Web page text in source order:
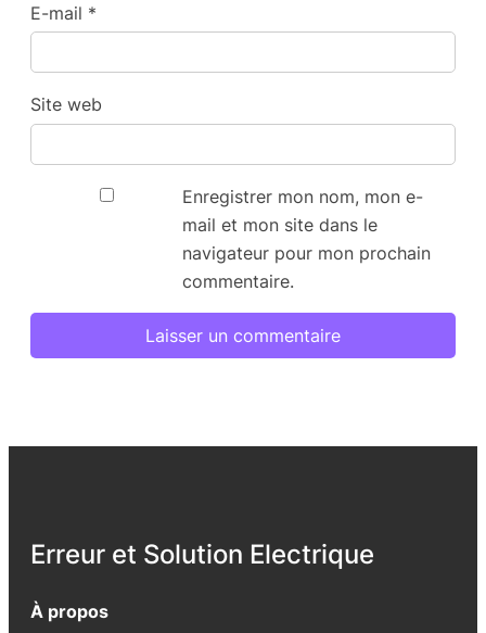
E-mail *
Site web
Enregistrer mon nom, mon e-
mail et mon site dans le
navigateur pour mon prochain
commentaire.
Erreur et Solution Electrique
À propos